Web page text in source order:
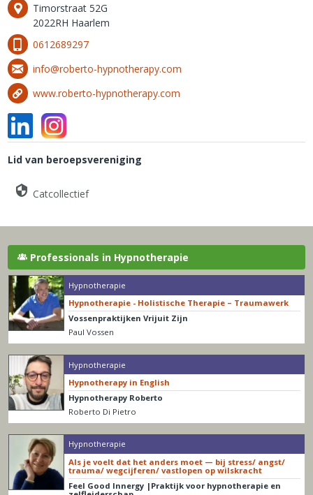
Timorstraat 52G
2022RH Haarlem
0612689297
info@roberto-hypnotherapy.com
www.roberto-hypnotherapy.com
Lid van beroepsvereniging
Catcollectief
Professionals in Hypnotherapie
Hypnotherapie
Hypnotherapie - Holistische Therapie – Traumawerk
Vossenpraktijken Vrijuit Zijn
Paul Vossen
Hypnotherapie
Hypnotherapy in English
Hypnotherapy Roberto
Roberto Di Pietro
Hypnotherapie
Als je voelt dat het anders moet — bij stress/ angst/
trauma/ wegcijferen/ vastlopen op wilskracht
Feel Good Innergy |Praktijk voor hypnotherapie en